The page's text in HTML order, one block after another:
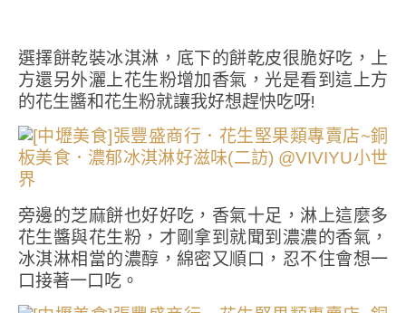
選擇餅乾裝冰淇淋，底下的餅乾皮很脆好吃，上
方還另外灑上花生粉增加香氣，光是看到這上方
的花生醬和花生粉就讓我好想趕快吃呀!
旁邊的芝麻餅也好好吃，香氣十足，淋上這麼多
花生醬與花生粉，才剛拿到就聞到濃濃的香氣，
冰淇淋相當的濃醇，綿密又順口，忍不住會想一
口接著一口吃。